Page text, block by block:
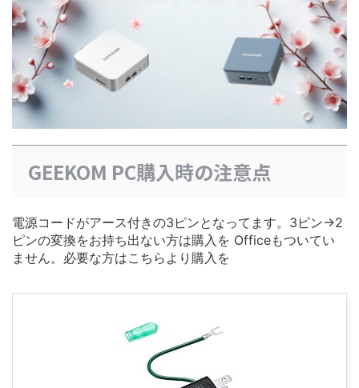
GEEKOM PC購入時の注意点
電源コードがアース付きの3ピンとなってます。3ピン→2
ピンの変換をお持ち出ない方は購入を Officeもついてい
ません。必要な方はこちらより購入を